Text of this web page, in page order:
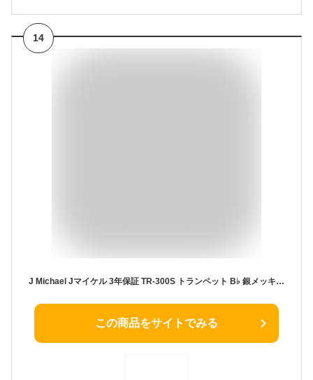
14
J Michael Jマイケル 3年保証 TR-300S トランペット B♭ 銀メッキ シルバー セットB 以下対応不可 北海道 沖縄 離島 代引き 同梱
この商品をサイトでみる